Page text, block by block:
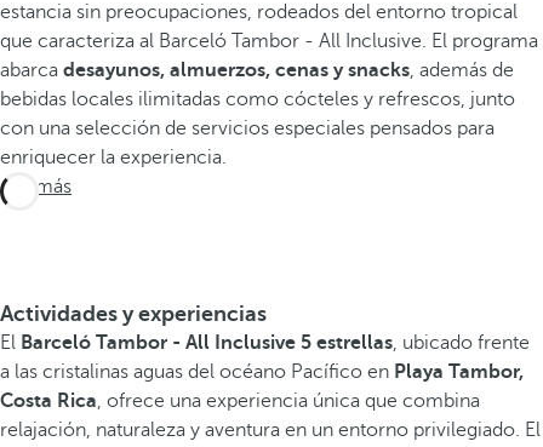
estancia sin preocupaciones, rodeados del entorno tropical
que caracteriza al Barceló Tambor - All Inclusive. El programa
abarca desayunos, almuerzos, cenas y snacks, además de
bebidas locales ilimitadas como cócteles y refrescos, junto
con una selección de servicios especiales pensados para
enriquecer la experiencia.
Ver más
Actividades y experiencias
El Barceló Tambor - All Inclusive 5 estrellas, ubicado frente
a las cristalinas aguas del océano Pacífico en Playa Tambor,
Costa Rica, ofrece una experiencia única que combina
relajación, naturaleza y aventura en un entorno privilegiado. El